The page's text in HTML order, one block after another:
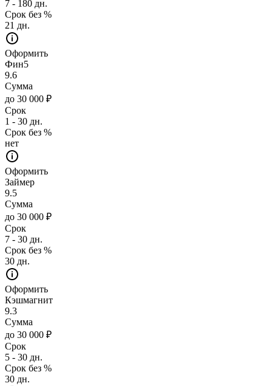
7 - 180 дн.
Срок без %
21 дн.
Оформить
Фин5
9.6
Сумма
до 30 000 ₽
Срок
1 - 30 дн.
Срок без %
нет
Оформить
Займер
9.5
Сумма
до 30 000 ₽
Срок
7 - 30 дн.
Срок без %
30 дн.
Оформить
Кэшмагнит
9.3
Сумма
до 30 000 ₽
Срок
5 - 30 дн.
Срок без %
30 дн.